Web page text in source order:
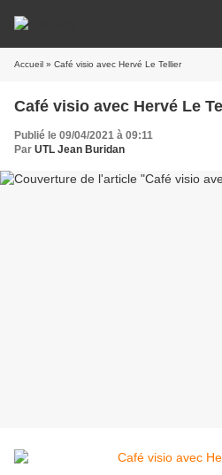
Accueil » Café visio avec Hervé Le Tellier
Café visio avec Hervé Le
Publié le 09/04/2021 à 09:11
Par UTL Jean Buridan